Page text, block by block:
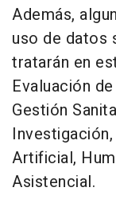
Además,
uso de datos
tratarán en
Evaluación
Gestión
Artificial,
Asistencial.